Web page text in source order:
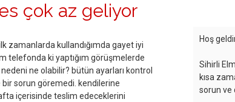
çok az geliyor
zamanlarda kullandığımda gayet iyi
telefonda ki yaptığım görüşmelerde
ne olabilir? bütün ayarları kontrol
sorun göremedi. kendilerine
içerisinde teslim edeceklerini
Hoş
Sihirli
kısa
sorun ve